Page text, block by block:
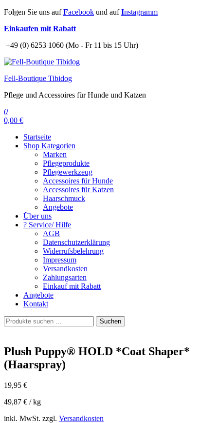
Zum
springen
Folgen Sie uns aufFacebook und aufInstagramm
Einkaufen mit Rabatt
+49 (0) 6253 1060 (Mo - Fr 11 bis 15 Uhr)
Fell-Boutique Tibidog
Pflege und Accessoires für Hunde und Katzen
0
0,00 €
Startseite
Shop Kategorien
Marken
Pflegeprodukte
Pflegewerkzeug
Accessoires für Hunde
Accessoires für Katzen
Haarschmuck
Angebote
Über uns
? Service/ Hilfe
AGB
Datenschutzerklärung
Widerrufsbelehrung
Impressum
Versandkosten
Zahlungsarten
Einkauf mit Rabatt
Angebote
Kontakt
Suchen
nach:
Suchen
Plush Puppy® HOLD *Coat Shaper*
(Haarspray)
19,95 €
49,87 € /kg
inkl. MwSt. zzgl. Versandkosten